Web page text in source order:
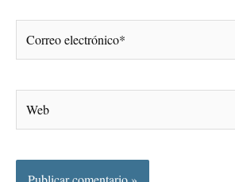
electrónico*